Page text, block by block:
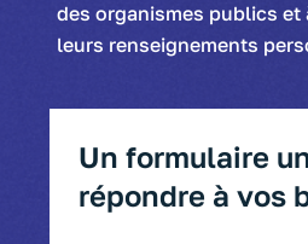
des organismes publics et
leurs renseignements
Un formulaire
répondre à vos